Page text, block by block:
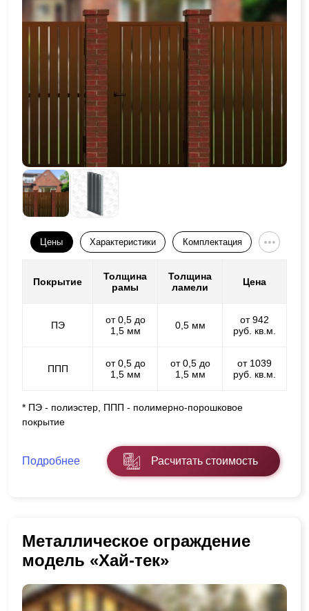
Цены Характеристики Комплектация
Покрытие
Толщина
рамы
Толщина
ламели
Цена
ПЭ
от 0,5 до
1,5 мм
0,5 мм
от 942
руб. кв.м.
ППП
от 0,5 до
1,5 мм
от 0,5 до
1,5 мм
от 1039
руб. кв.м.
* ПЭ - полиэстер, ППП - полимерно-порошковое
покрытие
Подробнее Расчитать стоимость
Металлическое ограждение
модель «Хай-тек»